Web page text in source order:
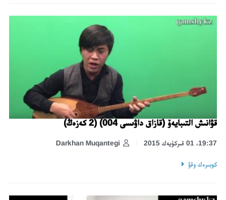
قۋانىش التىبايەۆ (قازاق داۋىسى 004) (2 كەزەڭ)
Darkhan Muqantegi 19:37، 01 قىركۇيەك 2015
كوبىرەك وقۋ